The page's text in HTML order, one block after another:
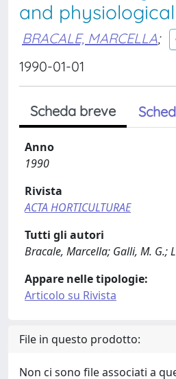
and
BRACALE, MARCELLA;
1990-01-01
Scheda breve
Anno
1990
Rivista
ACTA HORTICULTURAE
Tutti gli autori
Bracale, Marcella; Galli, M. G.;
Appare nelle tipologie:
Articolo su Rivista
File in questo prodotto:
Non ci sono file associati a